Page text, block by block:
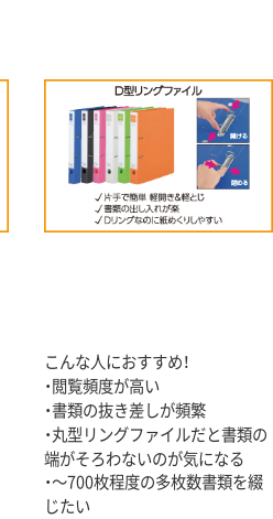
こんな人におすすめ！
・閲覧頻度が高い
・書類の抜き差しが頻繁
・丸型リングファイルだと書類の
端がそろわないのが気になる
・～700枚程度の多枚数書類を綴
じたい